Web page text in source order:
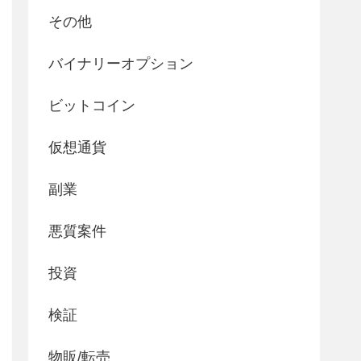
その他
バイナリーオプション
ビットコイン
仮想通貨
副業
悪質案件
投資
検証
物販/転売